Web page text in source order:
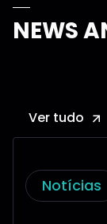
NEWS
Ver tudo
Notícias